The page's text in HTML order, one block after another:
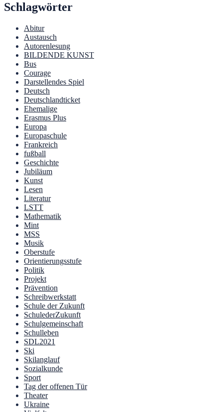
Schlagwörter
Abitur
Austausch
Autorenlesung
BILDENDE KUNST
Bus
Courage
Darstellendes Spiel
Deutsch
Deutschlandticket
Ehemalige
Erasmus Plus
Europa
Europaschule
Frankreich
fußball
Geschichte
Jubiläum
Kunst
Lesen
Literatur
LSTT
Mathematik
Mint
MSS
Musik
Oberstufe
Orientierungsstufe
Politik
Projekt
Prävention
Schreibwerkstatt
Schule der Zukunft
SchulederZukunft
Schulgemeinschaft
Schulleben
SDL2021
Ski
Skilanglauf
Sozialkunde
Sport
Tag der offenen Tür
Theater
Ukraine